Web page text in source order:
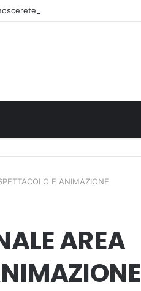
E ANIMAZIONE
AREA